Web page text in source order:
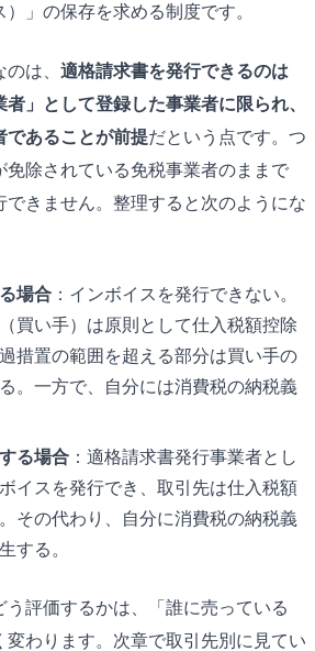
」の保存を求める制度です。
は、 適格請求書を発行できるのは
者」として登録した事業者に限られ、
であることが前提だという点です。つ
免除されている免税事業者のままで
できません。整理すると次のようにな
場合 ：インボイスを発行できない。
買い手）は原則として仕入税額控除
措置の範囲を超える部分は買い手の
。一方で、自分には消費税の納税義
る場合 ：適格請求書発行事業者とし
イスを発行でき、取引先は仕入税額
その代わり、自分に消費税の納税義
する。
う評価するかは、「誰に売っている
変わります。次章で取引先別に見てい